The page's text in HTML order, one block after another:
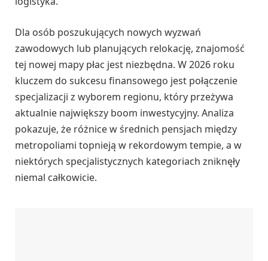
Dla osób poszukujących nowych wyzwań
zawodowych lub planujących relokację, znajomość
tej nowej mapy płac jest niezbędna. W 2026 roku
kluczem do sukcesu finansowego jest połączenie
specjalizacji z wyborem regionu, który przeżywa
aktualnie największy boom inwestycyjny. Analiza
pokazuje, że różnice w średnich pensjach między
metropoliami topnieją w rekordowym tempie, a w
niektórych specjalistycznych kategoriach zniknęły
niemal całkowicie.